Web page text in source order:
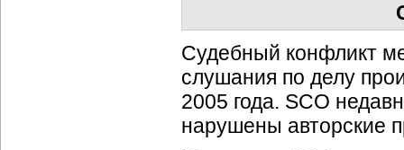
Судебный конфликт
слушания по делу
2005 года. SCO
нарушены авторские